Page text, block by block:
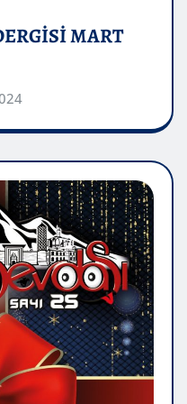
MART